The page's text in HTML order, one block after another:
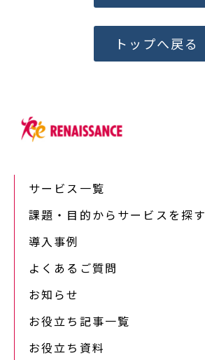
トップへ戻る
サービス一覧
課題・目的からサービスを探す
導入事例
よくあるご質問
お知らせ
お役立ち記事一覧
お役立ち資料